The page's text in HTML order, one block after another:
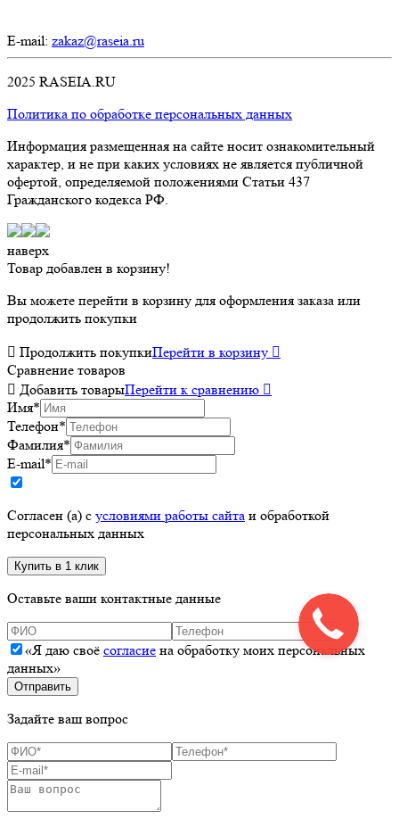
E-mail: zakaz@raseia.ru
2025 RASEIA.RU
Политика по обработке персональных данных
Информация размещенная на сайте носит ознакомительный
характер, и не при каких условиях не является публичной
офертой, определяемой положениями Статьи 437
Гражданского кодекса РФ.
наверх
Товар добавлен в корзину!
Вы можете перейти в корзину для оформления заказа или
продолжить покупки
 Продолжить покупкиПерейти в корзину 
Сравнение товаров
 Добавить товарыПерейти к сравнению 
Имя*
Телефон*
Фамилия*
E-mail*
Согласен (а) с условиями работы сайта и обработкой
персональных данных
Оставьте ваши контактные данные
«Я даю своё согласие на обработку моих персональных
данных»
Задайте ваш вопрос